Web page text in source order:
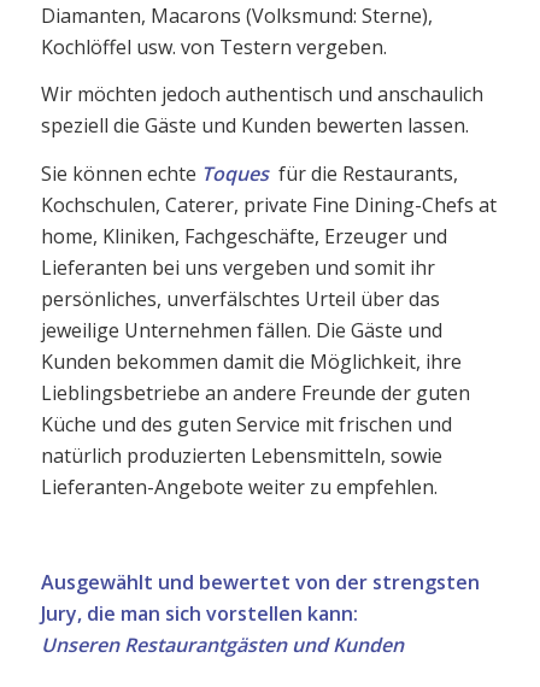
Diamanten, Macarons (Volksmund: Sterne),
Kochlöffel usw. von Testern vergeben.
Wir möchten jedoch authentisch und anschaulich
speziell die Gäste und Kunden bewerten lassen.
Sie können echte Toques für die Restaurants,
Kochschulen, Caterer, private Fine Dining-Chefs at
home, Kliniken, Fachgeschäfte, Erzeuger und
Lieferanten bei uns vergeben und somit ihr
persönliches, unverfälschtes Urteil über das
jeweilige Unternehmen fällen. Die Gäste und
Kunden bekommen damit die Möglichkeit, ihre
Lieblingsbetriebe an andere Freunde der guten
Küche und des guten Service mit frischen und
natürlich produzierten Lebensmitteln, sowie
Lieferanten-Angebote weiter zu empfehlen.
Ausgewählt und bewertet von der strengsten
Jury, die man sich vorstellen kann:
Unseren Restaurantgästen und Kunden